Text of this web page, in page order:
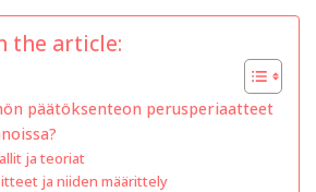
the article:
päätöksenteon perusperiaatteet
ja teoriat
ja niiden määrittely